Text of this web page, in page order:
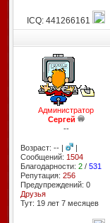
ICQ: 441266161
Администратор
Сергей
--
Возраст: -- |
|
Сообщений: 1504
Благодарности: 2/ 531
Репутация: 256
Предупреждений: 0
Друзья
Тут: 19 лет 7 месяцев